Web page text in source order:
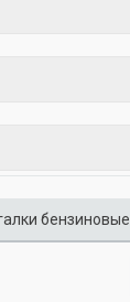
бензиновые